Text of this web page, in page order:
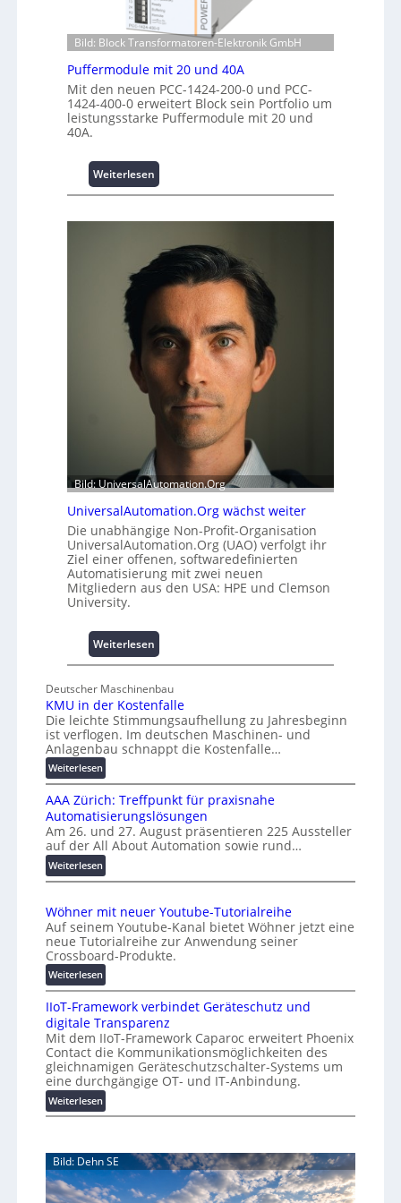
n
z
e
t
r
e
n
m
p
w
r
k
z
g
e
e
s
t
i
t
i
o
n
s
c
e
h
i
s
a
t
A
s
b
a
h
e
m
m
n
s
e
s
c
h
a
f
f
n
Bild: Block Transformatoren-Elektronik GmbH
Puffermodule mit 20 und 40A
Mit den neuen PCC-1424-200-0 und PCC-
1424-400-0 erweitert Block sein Portfolio um
leistungsstarke Puffermodule mit 20 und
40A.
Weiterlesen
P
f
e
m
d
u
l
e
i
2
0
u
n
d
4
0
A
Bild: UniversalAutomation.Org
UniversalAutomation.Org wächst weiter
Die unabhängige Non-Profit-Organisation
UniversalAutomation.Org (UAO) verfolgt ihr
Ziel einer offenen, softwaredefinierten
Automatisierung mit zwei neuen
Mitgliedern aus den USA: HPE und Clemson
University.
Weiterlesen
U
i
v
e
r
l
A
u
t
m
t
i
o
O
r
g
w
ä
c
s
w
e
Deutscher Maschinenbau
KMU in der Kostenfalle
Die leichte Stimmungsaufhellung zu Jahresbeginn
ist verflogen. Im deutschen Maschinen- und
Anlagenbau schnappt die Kostenfalle…
Weiterlesen:
K
M
U
i
n
d
e
K
o
s
t
e
n
f
a
l
l
e
AAA Zürich: Treffpunkt für praxisnahe
Automatisierungslösungen
Am 26. und 27. August präsentieren 225 Aussteller
auf der All About Automation sowie rund…
Weiterlesen:
A
A
Z
ü
r
i
c
h
:
T
r
e
f
f
n
k
t
Wöhner mit neuer Youtube-Tutorialreihe
Auf seinem Youtube-Kanal bietet Wöhner jetzt eine
neue Tutorialreihe zur Anwendung seiner
Crossboard-Produkte.
Weiterlesen:
W
ö
h
n
e
r
m
i
t
e
u
e
r
IIoT-Framework verbindet Geräteschutz und
digitale Transparenz
Mit dem IIoT-Framework Caparoc erweitert Phoenix
Contact die Kommunikationsmöglichkeiten des
gleichnamigen Geräteschutzschalter-Systems um
eine durchgängige OT- und IT-Anbindung.
Weiterlesen:
I
T
-
F
Bild: Dehn SE